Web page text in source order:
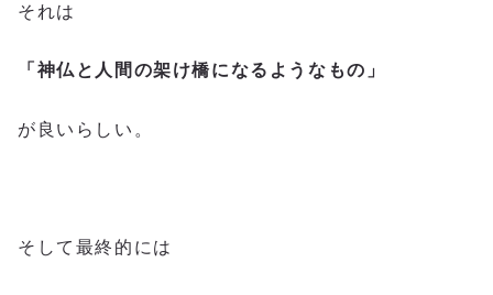
それは
「神仏と人間の架け橋になるようなもの」
が良いらしい。
そして最終的には